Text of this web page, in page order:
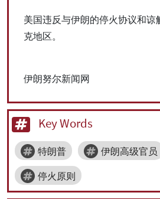
美国违反与伊朗的停火协议和谅
克地区。
伊朗努尔新闻网
Key Words
特朗普 伊朗高级官员
停火原则